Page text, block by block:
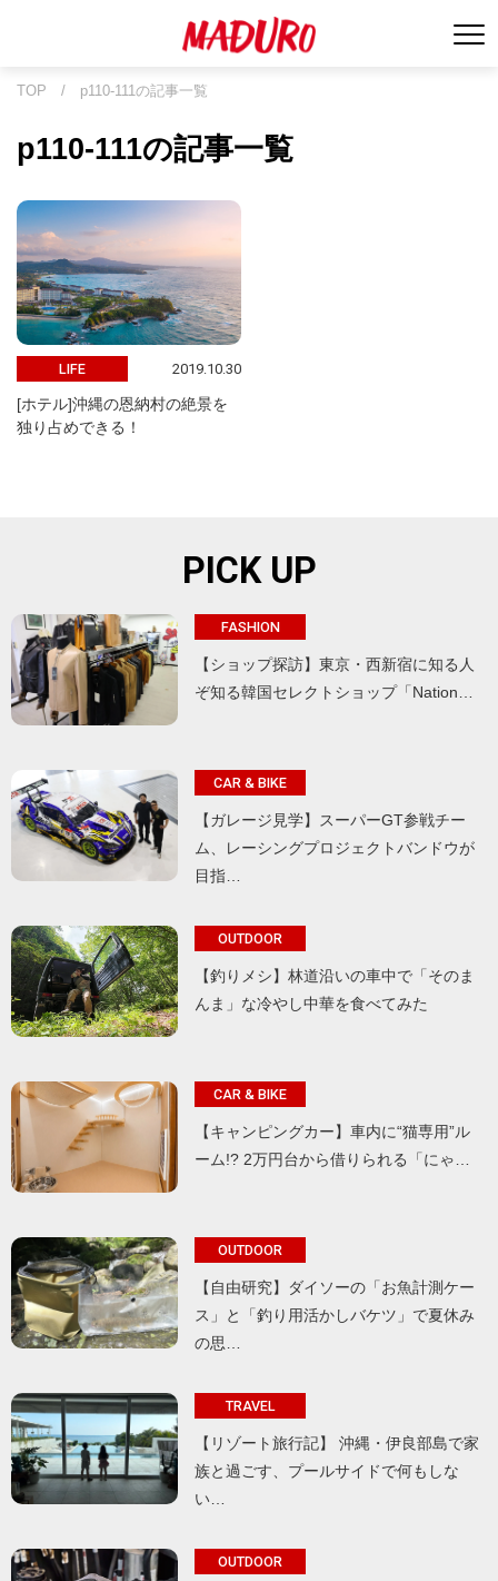
TOP / p110-111の記事一覧
p110-111の記事一覧
LIFE 2019.10.30
[ホテル]沖縄の恩納村の絶景を
独り占めできる！
PICK UP
FASHION
【ショップ探訪】東京・西新宿に知る人
ぞ知る韓国セレクトショップ「Nation…
CAR & BIKE
【ガレージ見学】スーパーGT参戦チー
ム、レーシングプロジェクトバンドウが
目指…
OUTDOOR
【釣りメシ】林道沿いの車中で「そのま
んま」な冷やし中華を食べてみた
CAR & BIKE
【キャンピングカー】車内に“猫専用”ル
ーム!? 2万円台から借りられる「にゃ…
OUTDOOR
【自由研究】ダイソーの「お魚計測ケー
ス」と「釣り用活かしバケツ」で夏休み
の思…
TRAVEL
【リゾート旅行記】 沖縄・伊良部島で家
族と過ごす、プールサイドで何もしな
い…
OUTDOOR